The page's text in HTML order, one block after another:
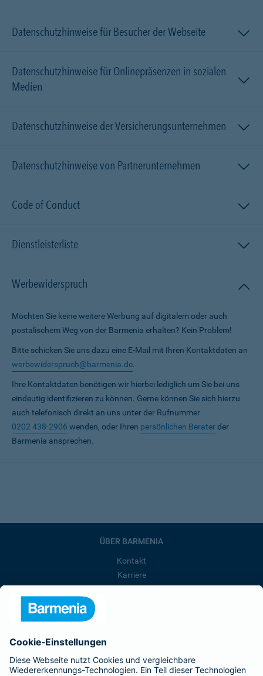
Datenschutzhinweise für Besucher der Webseite
Datenschutzhinweise für Onlinepräsenzen in sozialen
Medien
Datenschutzhinweise der Versicherungsunternehmen
Datenschutzhinweise von Partnerunternehmen
Code of Conduct
Dienstleisterliste
Werbewiderspruch
Möchten Sie keine weitere Werbung auf digitalem oder auch
postalischem Weg von der Barmenia erhalten? Kein Problem!
Bitte schicken Sie uns dazu eine E-Mail mit Ihren Kontaktdaten an
werbewiderspruch@barmenia.de.
Ihre Kontaktdaten benötigen wir hierbei lediglich um Sie bei uns
eindeutig identifizieren zu können. Gerne können Sie sich hierzu
auch telefonisch direkt an uns unter der Rufnummer
0202 438-2906 wenden, oder Ihren persönlichen Beraterder
Barmenia ansprechen.
ÜBER BARMENIA
Kontakt
Karriere
Barmenia ist Teil der BarmeniaGothaer
BELIEBTE SEITEN